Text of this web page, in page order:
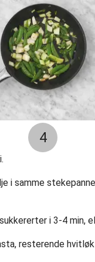
4
i samme
i 3-4 min,
resterende